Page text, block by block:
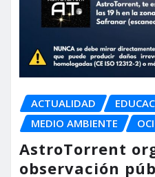
ACTUALIDAD
MEDIO AMBIENTE
AstroTorrent
observación